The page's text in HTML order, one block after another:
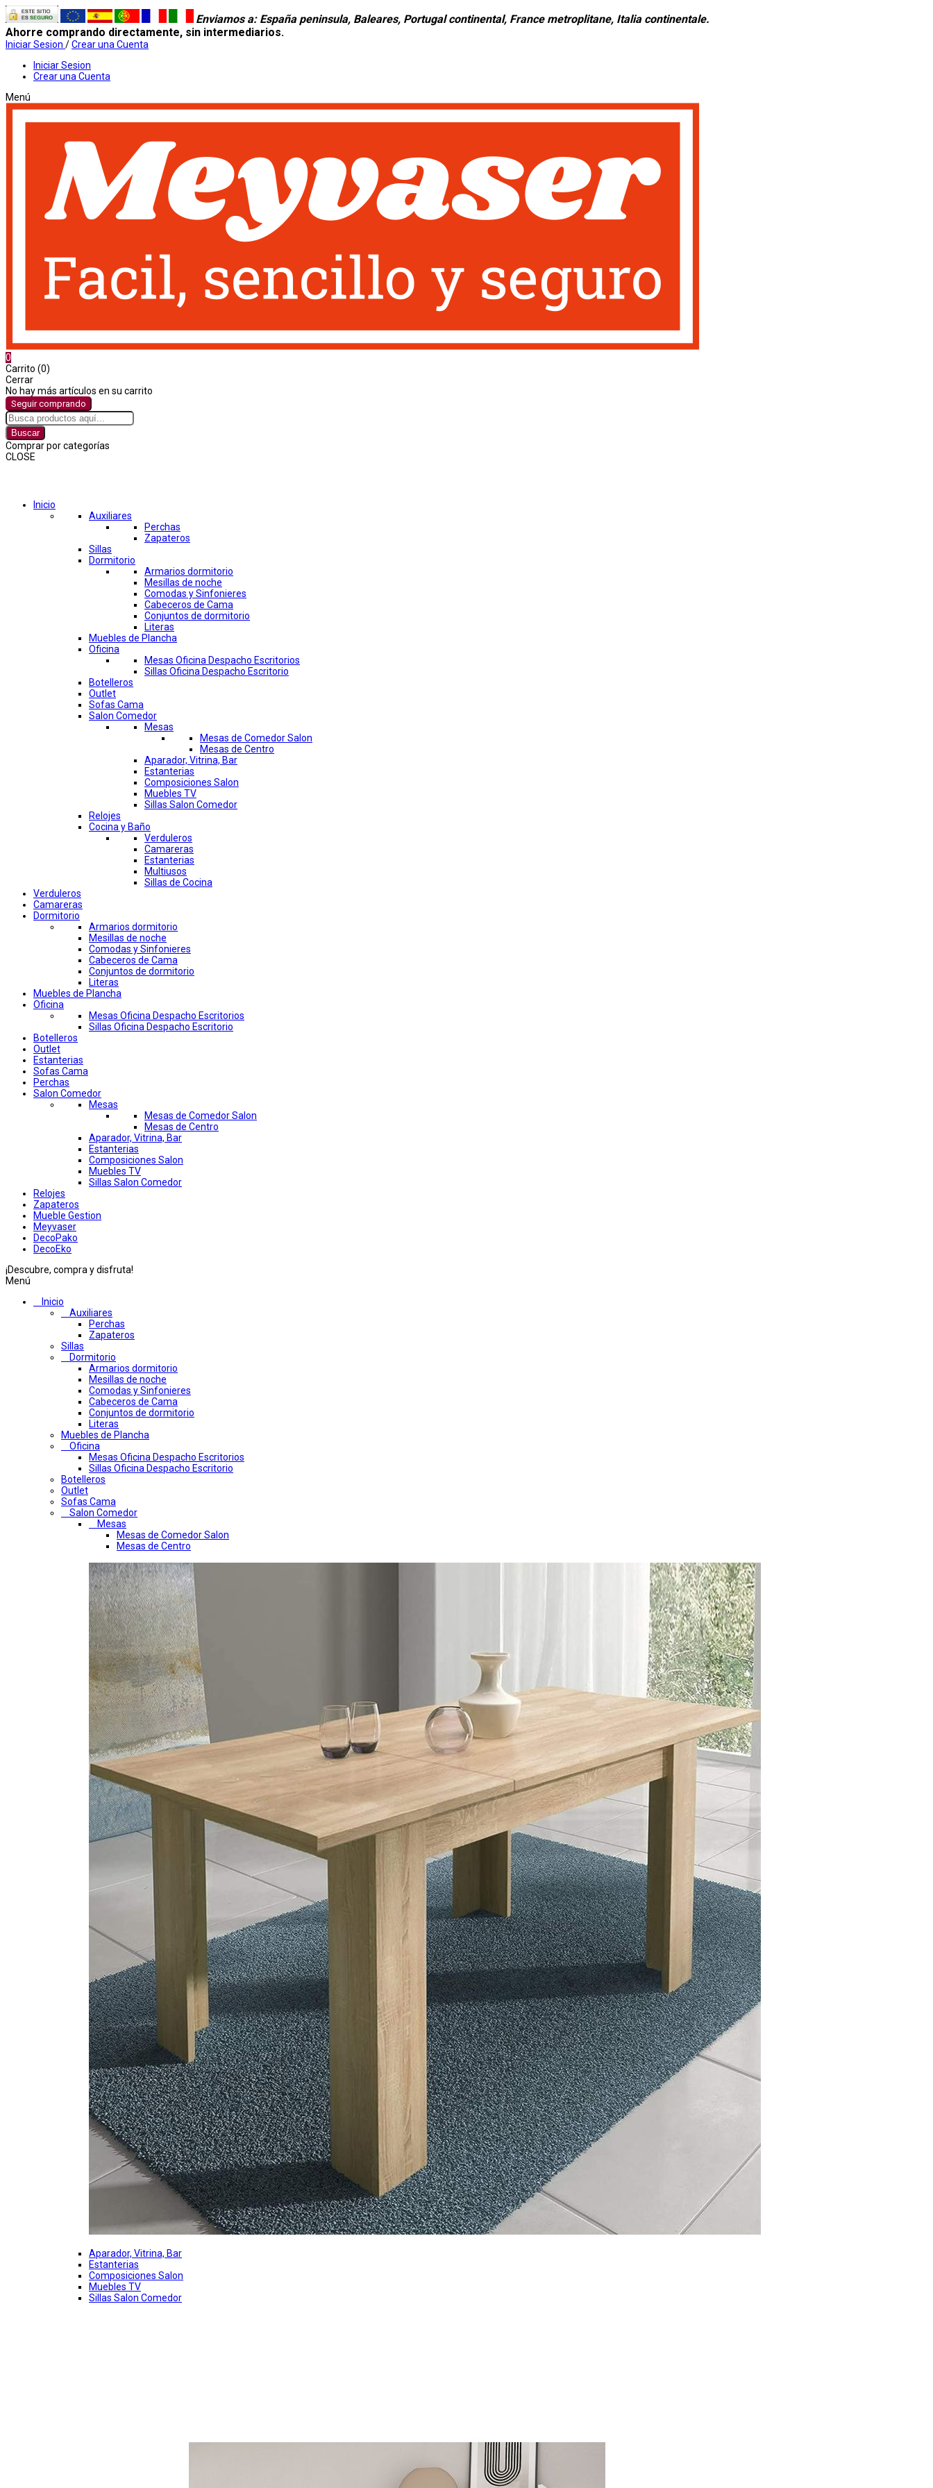
Enviamos a: España peninsula, Baleares, Portugal continental, France metroplitane, Italia continentale.
Ahorre comprando directamente, sin intermediarios.
Iniciar Sesion /Crear una Cuenta
Iniciar Sesion
Crear una Cuenta
Menú
0
Carrito (0)
Cerrar
No hay más artículos en su carrito
Seguir comprando
Buscar
Comprar por categorías
CLOSE
Inicio
Auxiliares
Perchas
Zapateros
Sillas
Dormitorio
Armarios dormitorio
Mesillas de noche
Comodas y Sinfonieres
Cabeceros de Cama
Conjuntos de dormitorio
Literas
Muebles de Plancha
Oficina
Mesas Oficina Despacho Escritorios
Sillas Oficina Despacho Escritorio
Botelleros
Outlet
Sofas Cama
Salon Comedor
Mesas
Mesas de Comedor Salon
Mesas de Centro
Aparador, Vitrina, Bar
Estanterias
Composiciones Salon
Muebles TV
Sillas Salon Comedor
Relojes
Cocina y Baño
Verduleros
Camareras
Estanterias
Multiusos
Sillas de Cocina
Verduleros
Camareras
Dormitorio
Armarios dormitorio
Mesillas de noche
Comodas y Sinfonieres
Cabeceros de Cama
Conjuntos de dormitorio
Literas
Muebles de Plancha
Oficina
Mesas Oficina Despacho Escritorios
Sillas Oficina Despacho Escritorio
Botelleros
Outlet
Estanterias
Sofas Cama
Perchas
Salon Comedor
Mesas
Mesas de Comedor Salon
Mesas de Centro
Aparador, Vitrina, Bar
Estanterias
Composiciones Salon
Muebles TV
Sillas Salon Comedor
Relojes
Zapateros
Mueble Gestion
Meyvaser
DecoPako
DecoEko
¡Descubre, compra y disfruta!
Menú
Inicio
Auxiliares
Perchas
Zapateros
Sillas
Dormitorio
Armarios dormitorio
Mesillas de noche
Comodas y Sinfonieres
Cabeceros de Cama
Conjuntos de dormitorio
Literas
Muebles de Plancha
Oficina
Mesas Oficina Despacho Escritorios
Sillas Oficina Despacho Escritorio
Botelleros
Outlet
Sofas Cama
Salon Comedor
Mesas
Mesas de Comedor Salon
Mesas de Centro
Aparador, Vitrina, Bar
Estanterias
Composiciones Salon
Muebles TV
Sillas Salon Comedor